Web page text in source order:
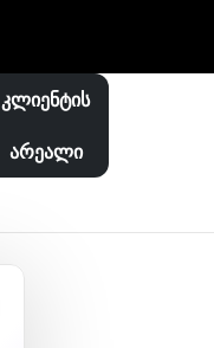
კლიენტის
არეალი